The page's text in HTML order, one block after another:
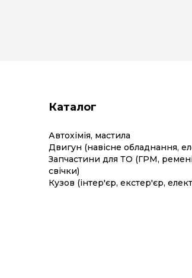
Каталог
Автохімія, мастила
Двигун (навісне обладнання,
Запчастини для ТО (ГРМ,
свічки)
Кузов (інтер'єр, екстер'єр,